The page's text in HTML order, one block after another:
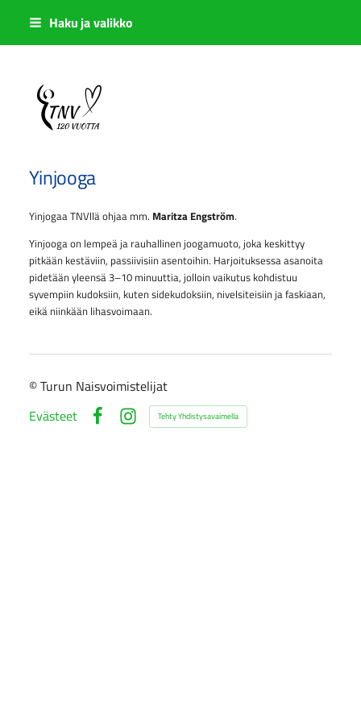
Siirry
sisältöön
Haku ja valikko
Sivuston etusivulle
Yinjooga
Yinjogaa TNVllä ohjaa mm. Maritza Engström.
Yinjooga on lempeä ja rauhallinen joogamuoto, joka keskittyy
pitkään kestäviin, passiivisiin asentoihin. Harjoituksessa asanoita
pidetään yleensä 3–10 minuuttia, jolloin vaikutus kohdistuu
syvempiin kudoksiin, kuten sidekudoksiin, nivelsiteisiin ja faskiaan,
eikä niinkään lihasvoimaan.
©Turun Naisvoimistelijat
Evästeet
FacebookInstagram
Tehty Yhdistysavaimella